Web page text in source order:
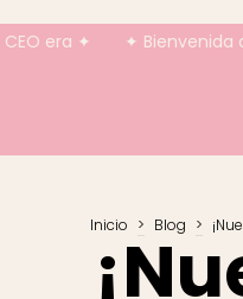
✦ Bienvenida a tu CEO
Inicio > Blog >